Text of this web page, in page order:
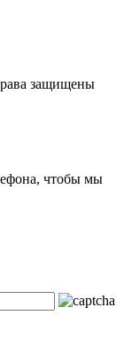
защищены
чтобы мы